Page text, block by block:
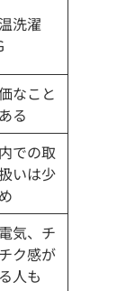
洗濯
なこと
る
での取
いは少
気、チ
ク感が
人も